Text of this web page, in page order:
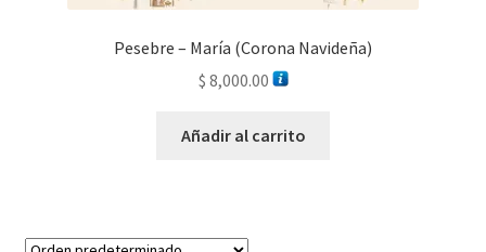
Pesebre – María (Corona Navideña)
$ 8,000.00
Añadir al carrito